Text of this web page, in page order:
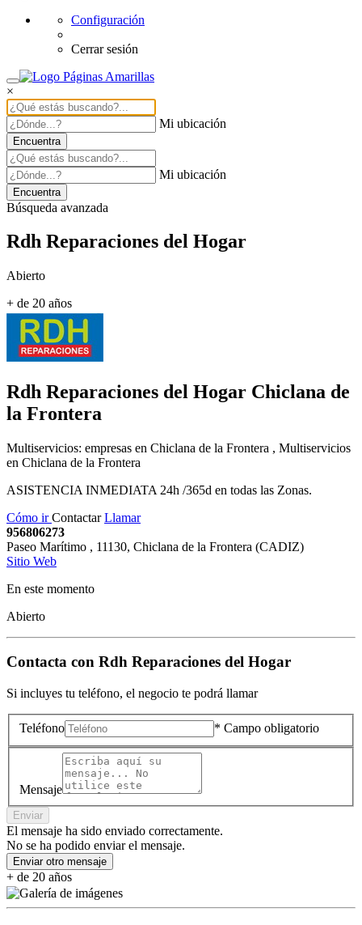
Configuración
Cerrar sesión
×
Mi ubicación
Encuentra
Mi ubicación
Encuentra
Búsqueda avanzada
Rdh Reparaciones del Hogar
Abierto
+ de 20 años
Rdh Reparaciones del Hogar Chiclana de
la Frontera
Multiservicios: empresas en Chiclana de la Frontera , Multiservicios
en Chiclana de la Frontera
ASISTENCIA INMEDIATA 24h /365d en todas las Zonas.
Cómo irContactarLlamar
956806273
Paseo Marítimo , 11130, Chiclana de la Frontera (CADIZ)
Sitio Web
En este momento
Abierto
Contacta con Rdh Reparaciones del Hogar
Si incluyes tu teléfono, el negocio te podrá llamar
Teléfono * Campo obligatorio
Mensaje
Enviar
El mensaje ha sido enviado correctamente.
No se ha podido enviar el mensaje.
Enviar otro mensaje
+ de 20 años